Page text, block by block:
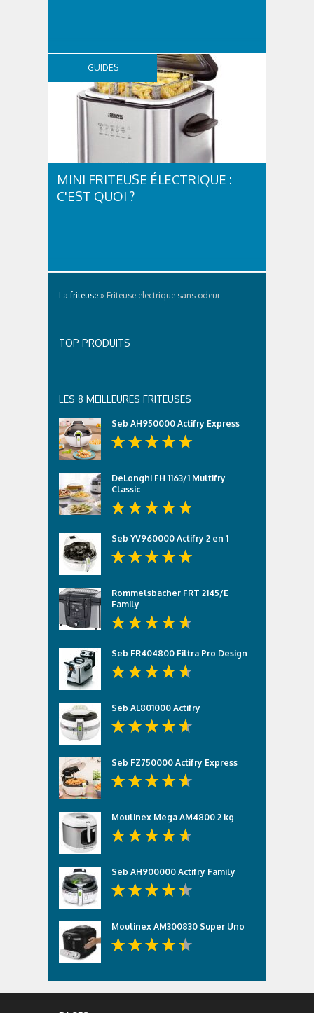
GUIDES
MINI FRITEUSE ÉLECTRIQUE :
C'EST QUOI ?
La friteuse » Friteuse electrique sans odeur
TOP PRODUITS
LES 8 MEILLEURES FRITEUSES
Seb AH950000 Actifry Express
DeLonghi FH 1163/1 Multifry
Classic
Seb YV960000 Actifry 2 en 1
Rommelsbacher FRT 2145/E
Family
Seb FR404800 Filtra Pro Design
Seb AL801000 Actifry
Seb FZ750000 Actifry Express
Moulinex Mega AM4800 2 kg
Seb AH900000 Actifry Family
Moulinex AM300830 Super Uno